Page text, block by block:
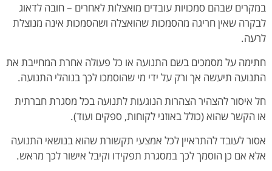
במקרים שבהם סמכויות עובדים מואצלות לאחרים – חובה לדאוג
לבקרה שאין חריגה מהסמכות שהואצלה ושהסמכות אינה מנוצלת
לרעה.
חתימה על מסמכים בשם התנועה או כל פעולה אחרת המחייבת את
התנועה תיעשה אך ורק על ידי מי שהוסמכו לכך בנוהלי התנועה.
חל איסור להצהיר הצהרות הנוגעות לתנועה בכל מסגרת חברתית
או הקשר שהוא (כולל באוזני לקוחות, ספקים ועוד).
אסור לעובד להתראיין לכל אמצעי תקשורת שהוא בנושאי התנועה
אלא אם כן הוסמך לכך במסגרת תפקידו וקיבל אישור לכך מראש.